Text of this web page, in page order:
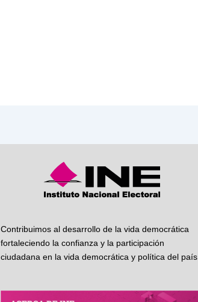
Contribuimos al desarrollo de la vida democrática
fortaleciendo la confianza y la participación
ciudadana en la vida democrática y política del país.